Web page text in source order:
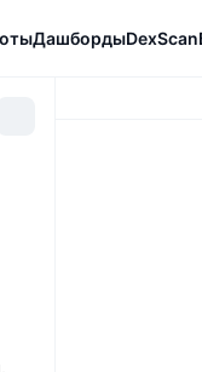
ДашбордыDexScan